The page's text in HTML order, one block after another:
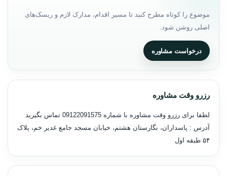
موضوع را کوتاه مطرح کنید تا مسیر اقدام، مدارک لازم و ریسک‌های
اصلی روشن شود.
درخواست مشاوره
رزرو وقت مشاوره
لطفا برای رزرو وقت مشاوره با شماره 09122091575 تماس بگیرید
آدرس : پاسداران، نگارستان هشتم، خیابان مسجد جامع غدیر خم، پلاک
۵۴ طبقه اول